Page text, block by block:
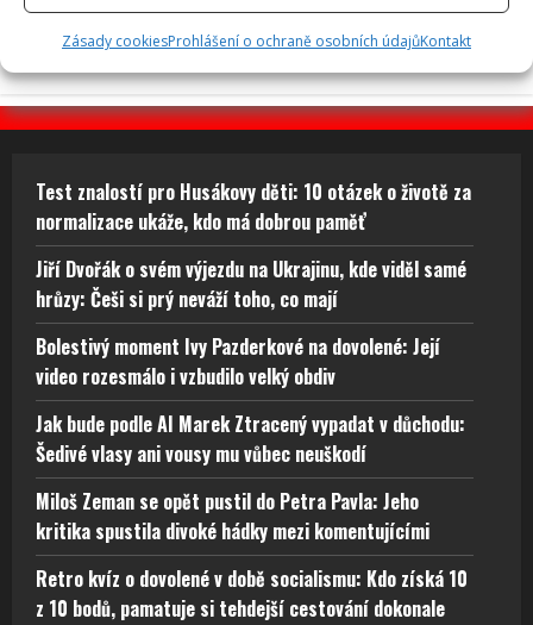
Zásady cookiesProhlášení o ochraně osobních údajůKontakt
Test znalostí pro Husákovy děti: 10 otázek o životě za
normalizace ukáže, kdo má dobrou paměť
Jiří Dvořák o svém výjezdu na Ukrajinu, kde viděl samé
hrůzy: Češi si prý neváží toho, co mají
Bolestivý moment Ivy Pazderkové na dovolené: Její
video rozesmálo i vzbudilo velký obdiv
Jak bude podle AI Marek Ztracený vypadat v důchodu:
Šedivé vlasy ani vousy mu vůbec neuškodí
Miloš Zeman se opět pustil do Petra Pavla: Jeho
kritika spustila divoké hádky mezi komentujícími
Retro kvíz o dovolené v době socialismu: Kdo získá 10
z 10 bodů, pamatuje si tehdejší cestování dokonale